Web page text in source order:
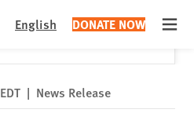
English DONATE NOW
this page in English?
| News Release